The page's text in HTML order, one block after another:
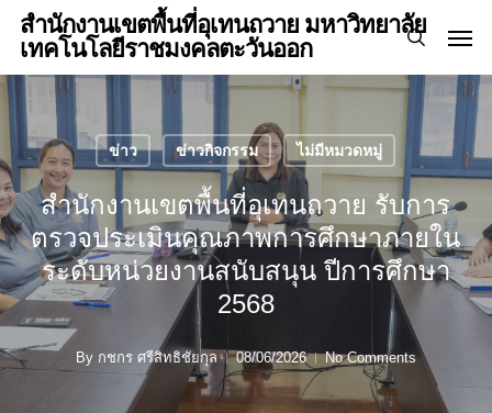
Skip
content
สำนักงานเขตพื้นที่อุเทนถวาย มหาวิทยาลัย
เทคโนโลยีราชมงคลตะวันออก
search
ข่าว ข่าวกิจกรรม ไม่มีหมวดหมู่
สำนักงานเขตพื้นที่อุเทนถวาย รับการ
ตรวจประเมินคุณภาพการศึกษาภายใน
ระดับหน่วยงานสนับสนุน ปีการศึกษา
2568
By กชกร ศรีสิทธิชัยกุล 08/06/2026 No Comments